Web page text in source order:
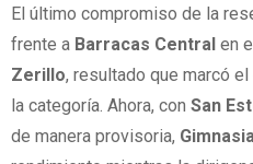
El último compromiso de la
frente a Barracas Central en el
Zerillo, resultado que marcó
la categoría. Ahora, con San
de manera provisoria,